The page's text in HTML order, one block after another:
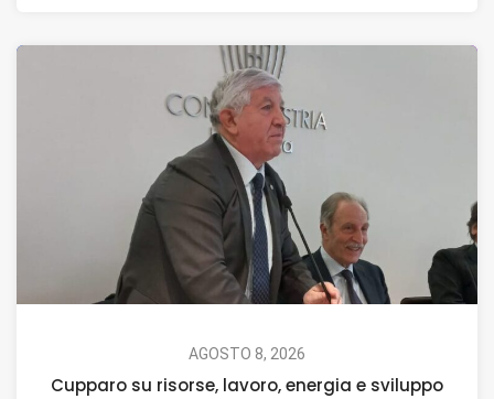
AGOSTO 8, 2026
Cupparo su risorse, lavoro, energia e sviluppo